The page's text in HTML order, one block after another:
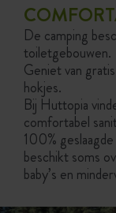
De camping
toiletgebouwen.
Geniet van
hokjes.
Bij Huttopia
comfortabel
100%
beschikt soms
baby’s en